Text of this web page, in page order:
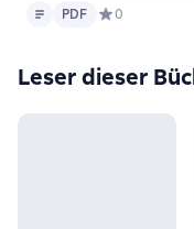
Text PDF
PDF Средний
0
Leser dieser